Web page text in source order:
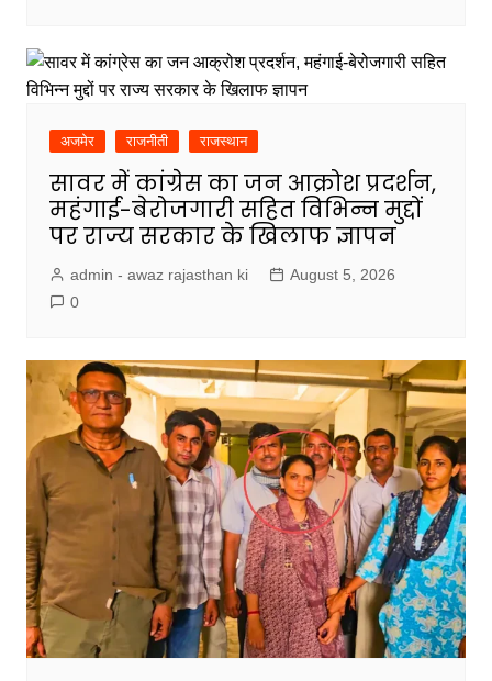
अजमेर राजनीती राजस्थान
सावर में कांग्रेस का जन आक्रोश प्रदर्शन,
महंगाई-बेरोजगारी सहित विभिन्न मुद्दों
पर राज्य सरकार के खिलाफ ज्ञापन
admin - awaz rajasthan ki
August 5, 2026
0